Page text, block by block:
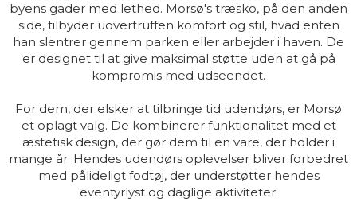
byens gader med lethed. Morsø's træsko, på den anden
side, tilbyder uovertruffen komfort og stil, hvad enten
han slentrer gennem parken eller arbejder i haven. De
er designet til at give maksimal støtte uden at gå på
kompromis med udseendet.
For dem, der elsker at tilbringe tid udendørs, er Morsø
et oplagt valg. De kombinerer funktionalitet med et
æstetisk design, der gør dem til en vare, der holder i
mange år. Hendes udendørs oplevelser bliver forbedret
med pålideligt fodtøj, der understøtter hendes
eventyrlyst og daglige aktiviteter.